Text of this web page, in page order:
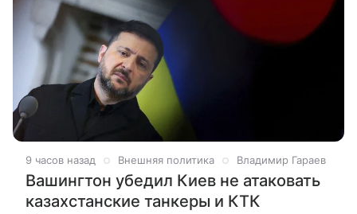
9 часов назад Внешняя политика Владимир Гараев
Вашингтон убедил Киев не атаковать
казахстанские танкеры и КТК